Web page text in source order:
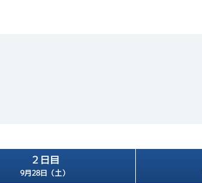
ス別情報 外向発
２日目
9月28日（土）